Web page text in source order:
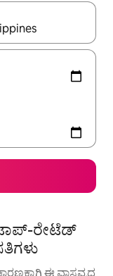
ಕೀಲಿಗಳೊಂದಿಗೆ
ರೇಟೆಡ್
ಈ ವಾಸ್ತವ್ಯದ